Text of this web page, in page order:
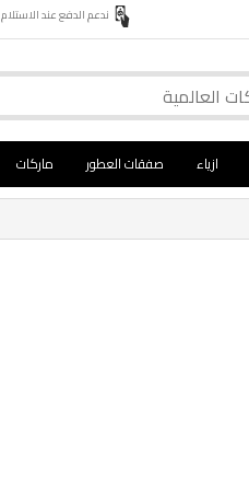
ندعم الدفع عند الاستلام
ازياء صفقات العطور ماركات